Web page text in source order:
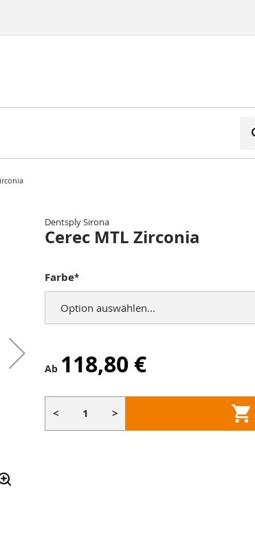
Dentsply Sirona
Cerec MTL Zirconia
Farbe
Ab 118,80 €
< >